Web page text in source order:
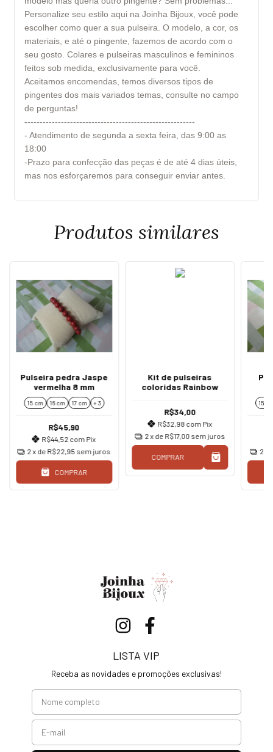
Personalize seu estilo aqui na Joinha Bijoux, você pode
escolher como quer a sua pulseira. O modelo, a cor, os
materiais, e até o pingente, fazemos de acordo com o
seu gosto. Colares e pulseiras masculinos e femininos
feitos sob medida, exclusivamente para você.
Aceitamos encomendas, temos diversos tipos de
pingentes dos mais variados temas, consulte no campo
de perguntas!
--------------------------------------------------------
- Atendimento de segunda a sexta feira, das 9:00 as
18:00
-Prazo para confecção das peças é de até 4 dias úteis,
mas nos esforçaremos para conseguir enviar antes.
Produtos similares
Pulseira pedra Jaspe
vermelha 8 mm
15 cm 16 cm 17 cm + 3
R$45,90
R$44,52 com Pix
2x de R$22,95 sem juros
COMPRAR
Kit de pulseiras
coloridas Rainbow
R$34,00
R$32,98 com Pix
2x de R$17,00 sem juros
COMPRAR
15
2
LISTA VIP
Receba as novidades e promoções exclusivas!